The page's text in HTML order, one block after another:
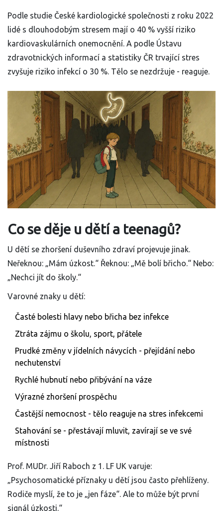
Podle studie České kardiologické společnosti z roku 2022
lidé s dlouhodobým stresem mají o 40 % vyšší riziko
kardiovaskulárních onemocnění. A podle Ústavu
zdravotnických informací a statistiky ČR trvající stres
zvyšuje riziko infekcí o 30 %. Tělo se nezdržuje - reaguje.
Co se děje u dětí a teenagů?
U dětí se zhoršení duševního zdraví projevuje jinak.
Neřeknou: „Mám úzkost.“ Řeknou: „Mě bolí břicho.“ Nebo:
„Nechci jít do školy.“
Varovné znaky u dětí:
Časté bolesti hlavy nebo břicha bez infekce
Ztráta zájmu o školu, sport, přátele
Prudké změny v jídelních návycích - přejídání nebo
nechutenství
Rychlé hubnutí nebo přibývání na váze
Výrazné zhoršení prospěchu
Častější nemocnost - tělo reaguje na stres infekcemi
Stahování se - přestávají mluvit, zavírají se ve své
místnosti
Prof. MUDr. Jiří Raboch z 1. LF UK varuje:
„Psychosomatické příznaky u dětí jsou často přehlíženy.
Rodiče myslí, že to je „jen fáze“. Ale to může být první
signál úzkosti.“